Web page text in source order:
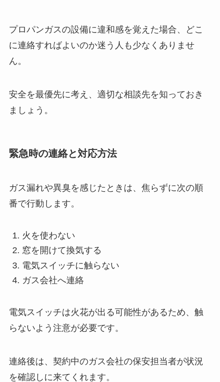
プロパンガスの設備に違和感を覚えた場合、どこ
に連絡すればよいのか迷う人も少なくありませ
ん。
安全を最優先に考え、適切な相談先を知っておき
ましょう。
緊急時の連絡と対応方法
ガス漏れや異臭を感じたときは、焦らずに次の順
番で行動します。
火を使わない
窓を開けて換気する
電気スイッチに触らない
ガス会社へ連絡
電気スイッチは火花が出る可能性があるため、触
らないよう注意が必要です。
連絡後は、契約中のガス会社の保安担当者が状況
を確認しに来てくれます。